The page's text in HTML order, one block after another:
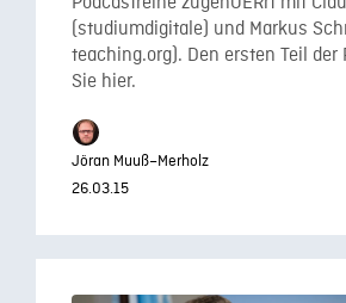
(studiumdigitale) und Markus
teaching.org). Den ersten Teil der
Sie hier.
Jöran Muuß–Merholz
26.03.15